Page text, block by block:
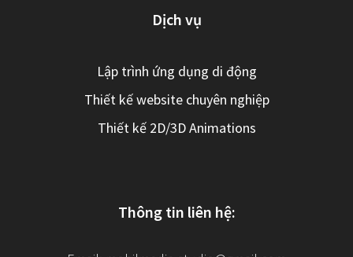
Dịch vụ
Lập trình ứng dụng di động
Thiết kế website chuyên nghiệp
Thiết kế 2D/3D Animations
Thông tin liên hệ: